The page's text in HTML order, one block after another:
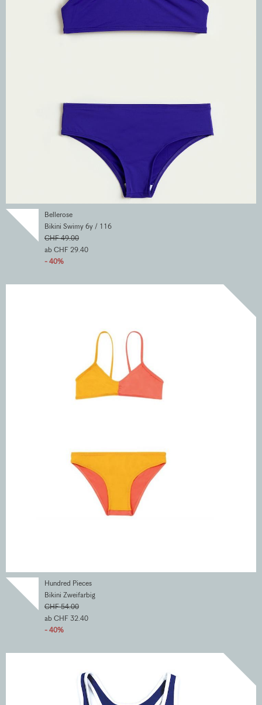
Bellerose
Bikini Swimy 6y / 116
CHF 49.00
ab CHF 29.40
- 40%
Hundred Pieces
Bikini Zweifarbig
CHF 54.00
ab CHF 32.40
- 40%